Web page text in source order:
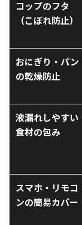
コップのフタ
（こぼれ防止）
おにぎり・パン
の乾燥防止
液漏れしやすい
食材の包み
スマホ・リモコ
ンの簡易カバー